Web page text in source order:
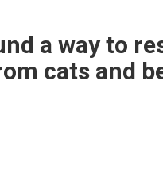
a way to
cats and